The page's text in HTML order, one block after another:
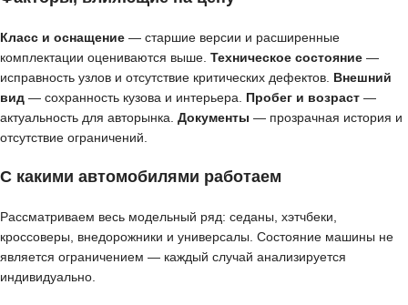
Класс и оснащение — старшие версии и расширенные
комплектации оцениваются выше. Техническое состояние —
исправность узлов и отсутствие критических дефектов. Внешний
вид — сохранность кузова и интерьера. Пробег и возраст —
актуальность для авторынка. Документы — прозрачная история и
отсутствие ограничений.
С какими автомобилями работаем
Рассматриваем весь модельный ряд: седаны, хэтчбеки,
кроссоверы, внедорожники и универсалы. Состояние машины не
является ограничением — каждый случай анализируется
индивидуально.